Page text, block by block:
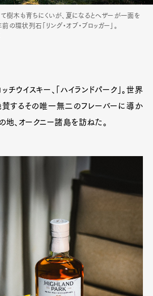
Magazine
Columnist
About
Contact
Pen tw
樹木も育ちにくいが、夏になるとヘザーが一面を
環状列石「リング・オブ・ブロッガー」。
チウイスキー、「ハイランドパーク」。世界
するその唯一無二のフレーバーに導か
地、オークニー諸島を訪ねた。